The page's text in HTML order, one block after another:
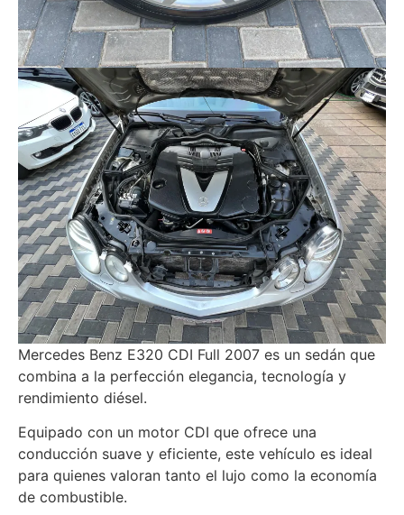
Mercedes Benz E320 CDI Full 2007 es un sedán que
combina a la perfección elegancia, tecnología y
rendimiento diésel.
Equipado con un motor CDI que ofrece una
conducción suave y eficiente, este vehículo es ideal
para quienes valoran tanto el lujo como la economía
de combustible.